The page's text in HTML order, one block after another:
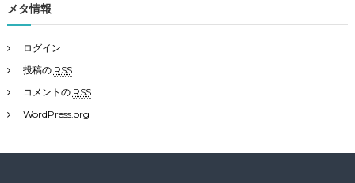
メタ情報
ログイン
投稿の RSS
コメントの RSS
WordPress.org